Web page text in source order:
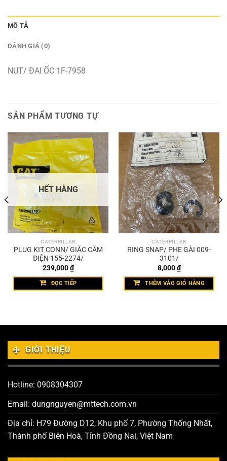
MÔ TẢ
ĐÁNH GIÁ (0)
NUT/ ĐAI ỐC 1F-7958
SẢN PHẨM TƯƠNG TỰ
HẾT HÀNG
CATERPILLAR
PLUG KIT CONN/ GIẮC CẮM
ĐIỆN 155-2274/
239,000₫
ĐỌC TIẾP
CATERPILLAR
RING SNAP/ PHE GÀI 009-
3101/
8,000₫
THÊM VÀO GIỎ HÀNG
GIỚI THIỆU
Hotline: 0908304307
Email: dungnguyen@mttech.com.vn
Địa chỉ: H79 Đường D12, Khu phố 7, Phường Thống Nhất,
Thành phố Biên Hoà, Tỉnh Đồng Nai, Việt Nam